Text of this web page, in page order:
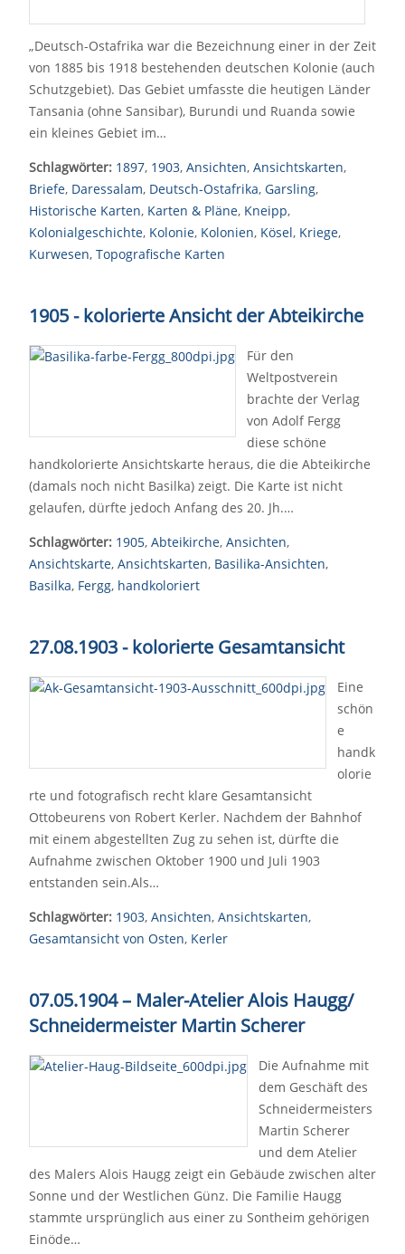
„Deutsch-Ostafrika war die Bezeichnung einer in der Zeit
von 1885 bis 1918 bestehenden deutschen Kolonie (auch
Schutzgebiet). Das Gebiet umfasste die heutigen Länder
Tansania (ohne Sansibar), Burundi und Ruanda sowie
ein kleines Gebiet im…
Schlagwörter: 1897, 1903, Ansichten, Ansichtskarten,
Briefe, Daressalam, Deutsch-Ostafrika, Garsling,
Historische Karten, Karten & Pläne, Kneipp,
Kolonialgeschichte, Kolonie, Kolonien, Kösel, Kriege,
Kurwesen, Topografische Karten
1905 - kolorierte Ansicht der Abteikirche
Für den
Weltpostverein
brachte der Verlag
von Adolf Fergg
diese schöne
handkolorierte Ansichtskarte heraus, die die Abteikirche
(damals noch nicht Basilka) zeigt. Die Karte ist nicht
gelaufen, dürfte jedoch Anfang des 20. Jh.…
Schlagwörter: 1905, Abteikirche, Ansichten,
Ansichtskarte, Ansichtskarten, Basilika-Ansichten,
Basilka, Fergg, handkoloriert
27.08.1903 - kolorierte Gesamtansicht
Eine
schön
e
handk
olorie
rte und fotografisch recht klare Gesamtansicht
Ottobeurens von Robert Kerler. Nachdem der Bahnhof
mit einem abgestellten Zug zu sehen ist, dürfte die
Aufnahme zwischen Oktober 1900 und Juli 1903
entstanden sein.Als…
Schlagwörter: 1903, Ansichten, Ansichtskarten,
Gesamtansicht von Osten, Kerler
07.05.1904– Maler-Atelier Alois Haugg/
Schneidermeister Martin Scherer
Die Aufnahme mit
dem Geschäft des
Schneidermeisters
Martin Scherer
und dem Atelier
des Malers Alois Haugg zeigt ein Gebäude zwischen alter
Sonne und der Westlichen Günz. Die Familie Haugg
stammte ursprünglich aus einer zu Sontheim gehörigen
Einöde…